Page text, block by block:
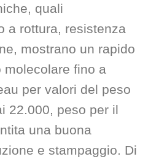
quali
a rottura, resistenza
mostrano un rapido
molecolare fino a
per valori del peso
22.000, peso per il
una buona
e stampaggio. Di